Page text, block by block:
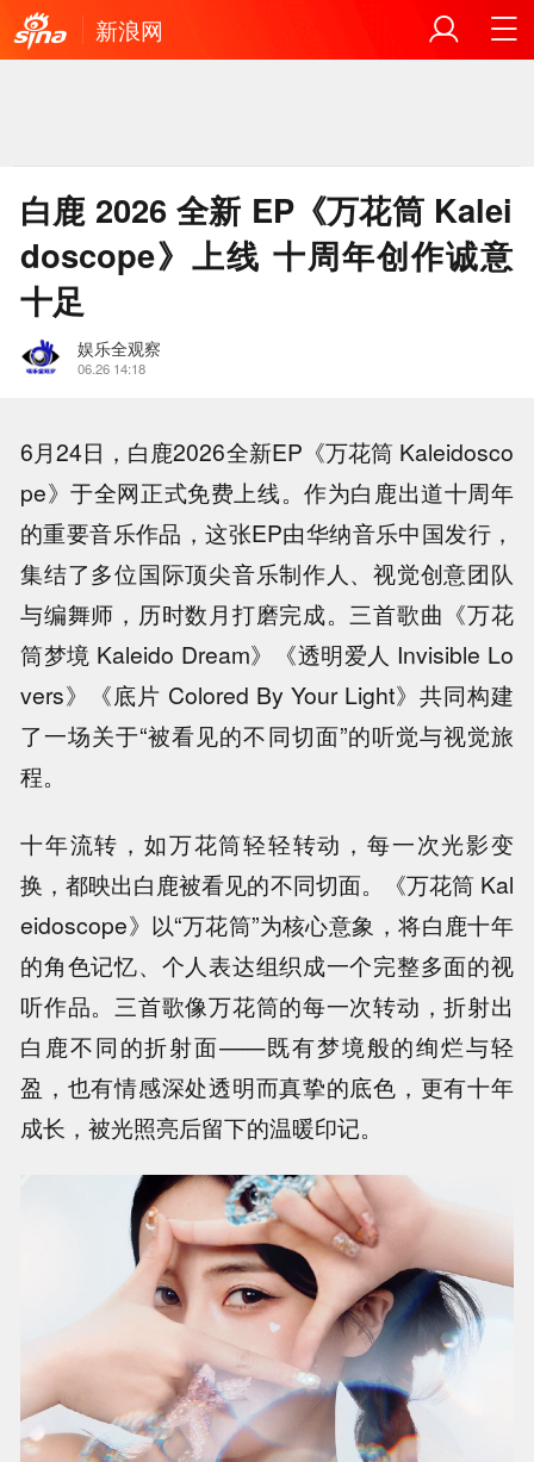
新浪网
白鹿 2026 全新 EP《万花筒 Kalei
doscope》上线 十周年创作诚意
十足
娱乐全观察
06.26 14:18
6月24日，白鹿2026全新EP《万花筒 Kaleidosco
pe》于全网正式免费上线。作为白鹿出道十周年
的重要音乐作品，这张EP由华纳音乐中国发行，
集结了多位国际顶尖音乐制作人、视觉创意团队
与编舞师，历时数月打磨完成。三首歌曲《万花
筒梦境 Kaleido Dream》《透明爱人 Invisible Lo
vers》《底片 Colored By Your Light》共同构建
了一场关于“被看见的不同切面”的听觉与视觉旅
程。
十年流转，如万花筒轻轻转动，每一次光影变
换，都映出白鹿被看见的不同切面。《万花筒 Kal
eidoscope》以“万花筒”为核心意象，将白鹿十年
的角色记忆、个人表达组织成一个完整多面的视
听作品。三首歌像万花筒的每一次转动，折射出
白鹿不同的折射面——既有梦境般的绚烂与轻
盈，也有情感深处透明而真挚的底色，更有十年
成长，被光照亮后留下的温暖印记。